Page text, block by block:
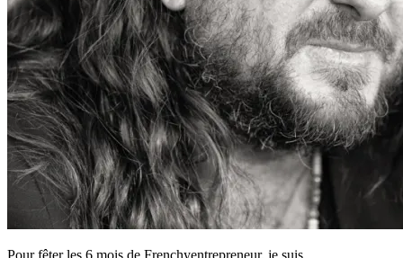
Pour fêter les 6 mois de Frenchyentrepreneur, je suis